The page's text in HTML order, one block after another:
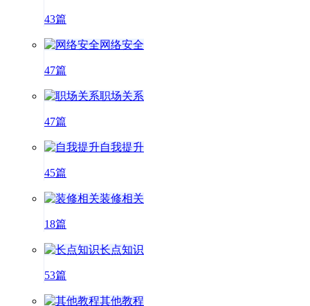
43篇
网络安全
47篇
职场关系
47篇
自我提升
45篇
装修相关
18篇
长点知识
53篇
其他教程